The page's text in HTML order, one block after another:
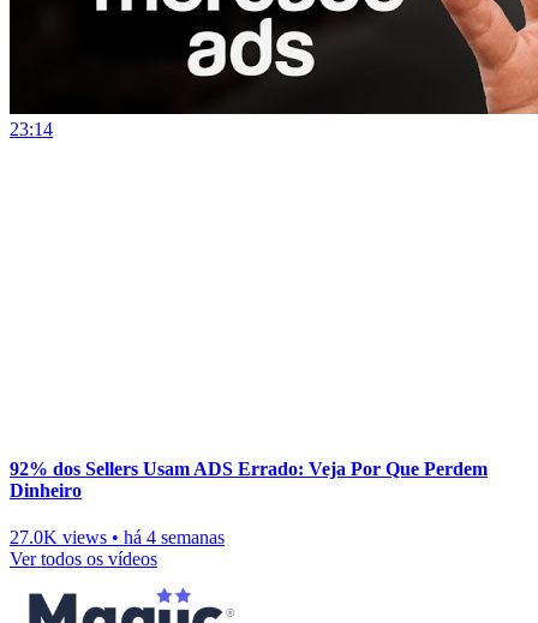
23:14
92% dos Sellers Usam ADS Errado: Veja Por Que Perdem
Dinheiro
27.0K views • há 4 semanas
Ver todos os vídeos